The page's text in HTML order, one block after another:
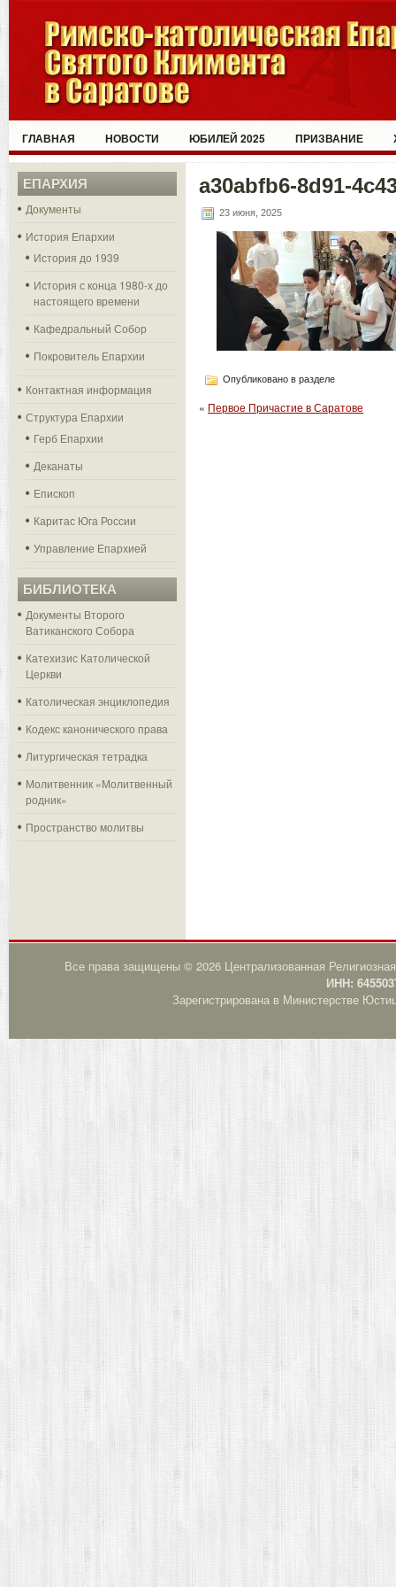
ГЛАВНАЯ НОВОСТИ ЮБИЛЕЙ 2025 ПРИЗВАНИЕ
ЕПАРХИЯ
Документы
История Епархии
История до 1939
История с конца 1980-х до
настоящего времени
Кафедральный Собор
Покровитель Епархии
Контактная информация
Структура Епархии
Герб Епархии
Деканаты
Епископ
Каритас Юга России
Управление Епархией
БИБЛИОТЕКА
Документы Второго
Ватиканского Собора
Катехизис Католической
Церкви
Католическая энциклопедия
Кодекс канонического права
Литургическая тетрадка
Молитвенник «Молитвенный
родник»
Пространство молитвы
a30abfb6-8d91-
23 июня, 2025
Опубликовано в разделе
« Первое Причастие в Саратове
Все права защищены © 2026 Централизованная
ИНН:
Зарегистрирована в Министерстве